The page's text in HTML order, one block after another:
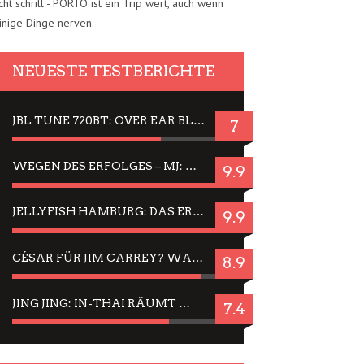
schrill - PORTO ist ein Trip wert, auch wenn
Dinge nerven.
NEUESTE TESTBERICHTE
JBL TUNE 720BT: OVER EAR BLUETOOTH KOPFHÖRER UM DIE 50,-€ IM DAUER-TEST 7
WEGEN DES ERFOLGES – MJ: MICHAEL JACKSON MUSICAL IN EINER MATINEE SEHEN 9.9
JELLYFISH HAMBURG: DAS ERFOLGREICHE SOMMER-MENÜ 2025 IN GEFÜHLEN UND BILDERN 9.9
CÉSAR FÜR JIM CARREY? WARUM DAS EINER DER NERVIGSTEN ACTORS IST UND BLEIBT 8.9
JING JING: IN-THAI RÄUMT WIEDER TITEL AB – EIN ZWEI-STUNDEN-ERLEBNISBERICHT 7.4